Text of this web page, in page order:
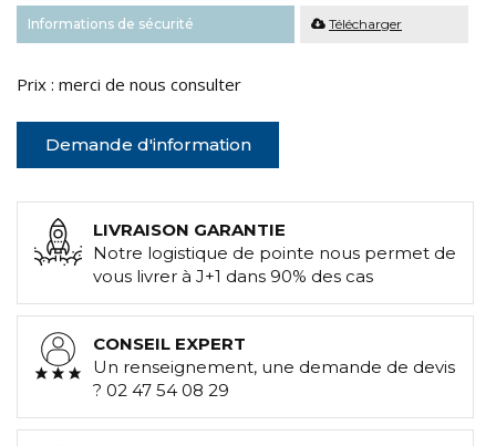
Informations de sécurité Télécharger
Prix : merci de nous consulter
Demande d'information
LIVRAISON GARANTIE
Notre logistique de pointe nous permet de
vous livrer à J+1 dans 90% des cas
CONSEIL EXPERT
Un renseignement, une demande de devis
? 02 47 54 08 29